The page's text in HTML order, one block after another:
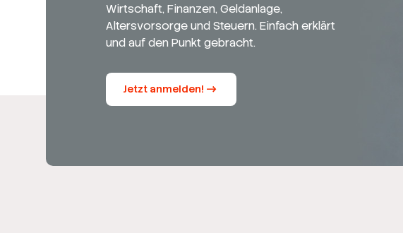
Wirtschaft, Finanzen, Geldanlage,
Altersvorsorge und Steuern. Einfach erklärt
und auf den Punkt gebracht.
Jetzt anmelden!